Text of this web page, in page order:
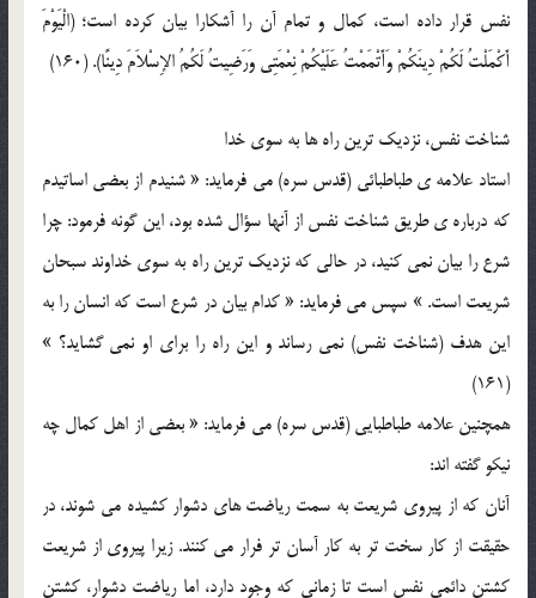
نفس قرار داده است، کمال و تمام آن را آشکارا بيان کرده است؛ (الْيَوْمَ
أَكْمَلْتُ لَكُمْ دِينَكُمْ وَأَتْمَمْتُ عَلَيْكُمْ نِعْمَتِي وَرَضِيتُ لَكُمُ الإِسْلاَمَ دِينًا). (160)
شناخت نفس، نزديک ترين راه ها به سوي خدا
استاد علامه ي طباطبائي (قدس سره) مي فرمايد: « شنيدم از بعضي اساتيدم
که درباره ي طريق شناخت نفس از آنها سؤال شده بود، اين گونه فرمود: چرا
شرع را بيان نمي کنيد، در حالي که نزديک ترين راه به سوي خداوند سبحان
شريعت است. » سپس مي فرمايد: « کدام بيان در شرع است که انسان را به
اين هدف (شناخت نفس) نمي رساند و اين راه را براي او نمي گشايد؟ »
(161)
همچنين علامه طباطبايي (قدس سره) مي فرمايد: « بعضي از اهل کمال چه
نيکو گفته اند:
آنان که از پيروي شريعت به سمت رياضت هاي دشوار کشيده مي شوند، در
حقيقت از کار سخت تر به کار آسان تر فرار مي کنند. زيرا پيروي از شريعت
کشتن دائمي نفس است تا زماني که وجود دارد، اما رياضت دشوار، کشتن